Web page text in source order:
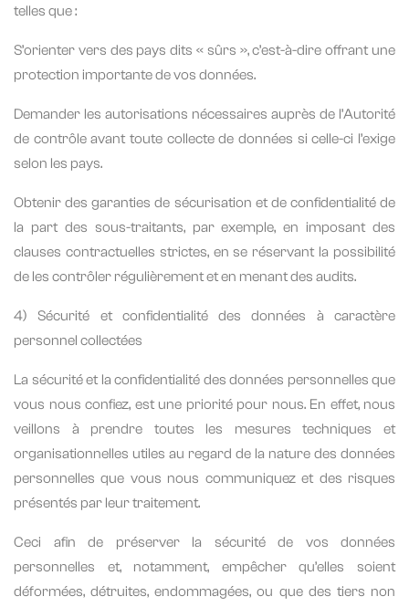
telles que :
S’orienter vers des pays dits « sûrs », c’est-à-dire offrant une
protection importante de vos données.
Demander les autorisations nécessaires auprès de l’Autorité
de contrôle avant toute collecte de données si celle-ci l’exige
selon les pays.
Obtenir des garanties de sécurisation et de confidentialité de
la part des sous-traitants, par exemple, en imposant des
clauses contractuelles strictes, en se réservant la possibilité
de les contrôler régulièrement et en menant des audits.
4) Sécurité et confidentialité des données à caractère
personnel collectées
La sécurité et la confidentialité des données personnelles que
vous nous confiez, est une priorité pour nous. En effet, nous
veillons à prendre toutes les mesures techniques et
organisationnelles utiles au regard de la nature des données
personnelles que vous nous communiquez et des risques
présentés par leur traitement.
Ceci afin de préserver la sécurité de vos données
personnelles et, notamment, empêcher qu’elles soient
déformées, détruites, endommagées, ou que des tiers non